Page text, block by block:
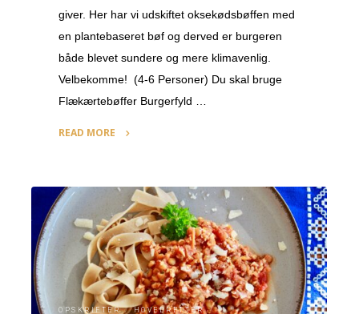
giver. Her har vi udskiftet oksekødsbøffen med
en plantebaseret bøf og derved er burgeren
både blevet sundere og mere klimavenlig.
Velbekomme! (4-6 Personer) Du skal bruge
Flækærtebøffer Burgerfyld …
READ MORE
burger
med
flækærtebøf"
OPSKRIFTER / HOVEDRETTER